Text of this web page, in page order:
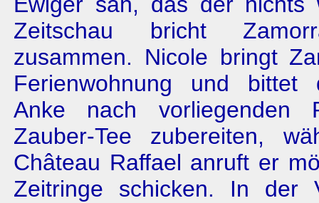
Zeitschau bricht
zusammen. Nicole bringt
Ferienwohnung und bittet
Anke nach vorliegenden
Zauber-Tee zubereiten,
Château Raffael anruft er
Zeitringe schicken. In der